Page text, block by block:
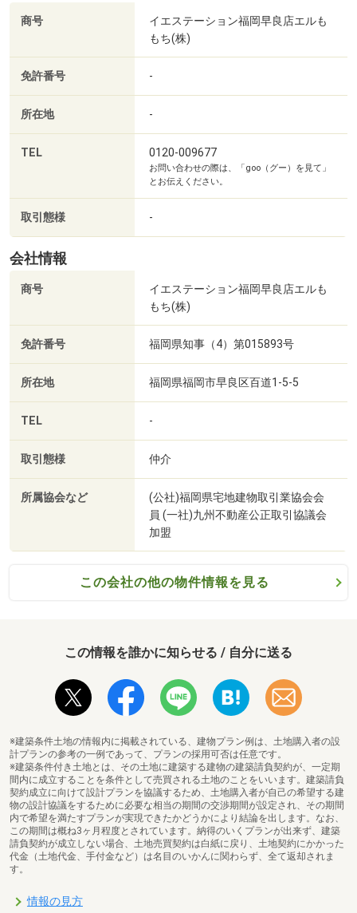
商号
イエステーション福岡早良店エルも
もち(株)
免許番号 -
所在地 -
TEL 0120-009677
お問い合わせの際は、「goo（グー）を見て」
とお伝えください。
取引態様 -
会社情報
商号
イエステーション福岡早良店エルも
もち(株)
免許番号 福岡県知事（4）第015893号
所在地 福岡県福岡市早良区百道1-5-5
TEL -
取引態様 仲介
所属協会など
(公社)福岡県宅地建物取引業協会会
員 (一社)九州不動産公正取引協議会
加盟
この会社の他の物件情報を見る
この情報を誰かに知らせる / 自分に送る
※建築条件土地の情報内に掲載されている、建物プラン例は、土地購入者の設
計プランの参考の一例であって、プランの採用可否は任意です。
※建築条件付き土地とは、その土地に建築する建物の建築請負契約が、一定期
間内に成立することを条件として売買される土地のことをいいます。建築請負
契約成立に向けて設計プランを協議するため、土地購入者が自己の希望する建
物の設計協議をするために必要な相当の期間の交渉期間が設定され、その期間
内で希望を満たすプランが実現できたかどうかにより結論を出します。なお、
この期間は概ね3ヶ月程度とされています。納得のいくプランが出来ず、建築
請負契約が成立しない場合、土地売買契約は白紙に戻り、土地契約にかかった
代金（土地代金、手付金など）は名目のいかんに関わらず、全て返却されま
す。
情報の見方